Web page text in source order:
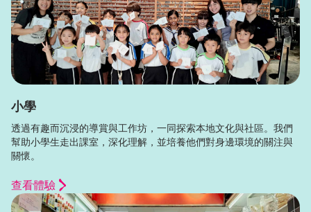
小學
透過有趣而沉浸的導賞與工作坊，一同探索本地文化與社區。我們
幫助小學生走出課室，深化理解，並培養他們對身邊環境的關注與
關懷。
查看體驗